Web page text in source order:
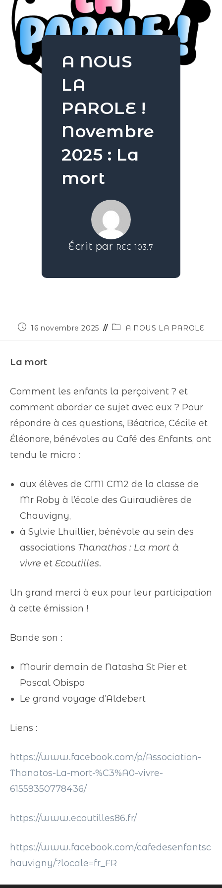
A NOUS
LA
PAROLE !
Novembre
2025 : La
mort
Écrit par REC 103.7
16 novembre 2025 A NOUS LA PAROLE
La mort
Comment les enfants la perçoivent ? et
comment aborder ce sujet avec eux ? Pour
répondre à ces questions, Béatrice, Cécile et
Éléonore, bénévoles au Café des Enfants, ont
tendu le micro :
aux élèves de CM1 CM2 de la classe de
Mr Roby à l’école des Guiraudières de
Chauvigny,
à Sylvie Lhuillier, bénévole au sein des
associations Thanathos : La mort à
vivre et Ecoutilles.
Un grand merci à eux pour leur participation
à cette émission !
Bande son :
Mourir demain de Natasha St Pier et
Pascal Obispo
Le grand voyage d’Aldebert
Liens :
https://www.facebook.com/p/Association-
Thanatos-La-mort-%C3%A0-vivre-
61559350778436/
https://www.ecoutilles86.fr/
https://www.facebook.com/cafedesenfantsc
hauvigny/?locale=fr_FR